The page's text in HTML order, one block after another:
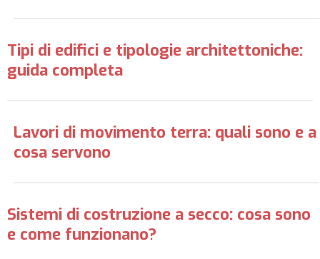
Tipi di edifici e tipologie architettoniche:
guida completa
Lavori di movimento terra: quali sono e a
cosa servono
Sistemi di costruzione a secco: cosa sono
e come funzionano?